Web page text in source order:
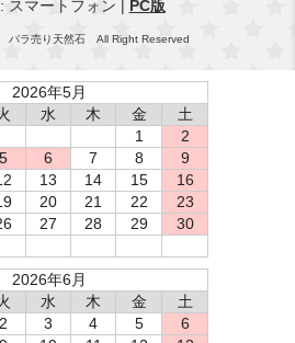
スマートフォン | PC版
バラ売り天然石 All Right Reserved
2026年5月
水 木 金
土
1
2
5 6 7 8
9
13 14 15
16
20 21 22
23
27 28 29
30
2026年6月
水 木 金
土
2 3 4 5
6